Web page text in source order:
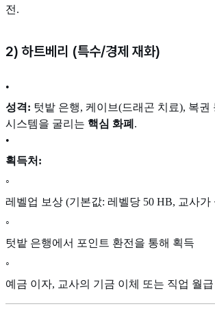
전.
2) 하트베리 (특수/경제 재화)
•
성격: 텃밭 은행, 케이브(드래곤 치료), 복권
시스템을 굴리는 핵심 화폐 .
•
획득처:
◦
레벨업 보상 (기본값: 레벨당 50 HB, 교사가
◦
텃밭 은행에서 포인트 환전을 통해 획득
◦
예금 이자, 교사의 기금 이체 또는 직업 월급